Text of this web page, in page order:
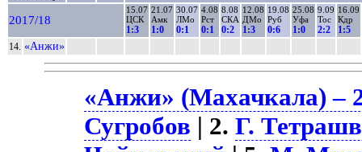
2017/18
15.07
ЦСК
1:3
21.07
Амк
1:0
30.07
ЛМо
0:1
4.08
Рст
0:1
8.08
СКА
0:2
12.08
ДМо
1:3
19.08
Руб
0:6
25.08
Уфа
1:0
9.09
Тос
2:2
16.09
Кдр
1:5
14. «Анжи»
«Анжи» (Махачкала) –
Сугробов | 2.Г.